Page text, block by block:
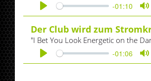
Play
-01:10
Der Club wird zum
"I Bet You Look Energetic on the
Play
-01:06